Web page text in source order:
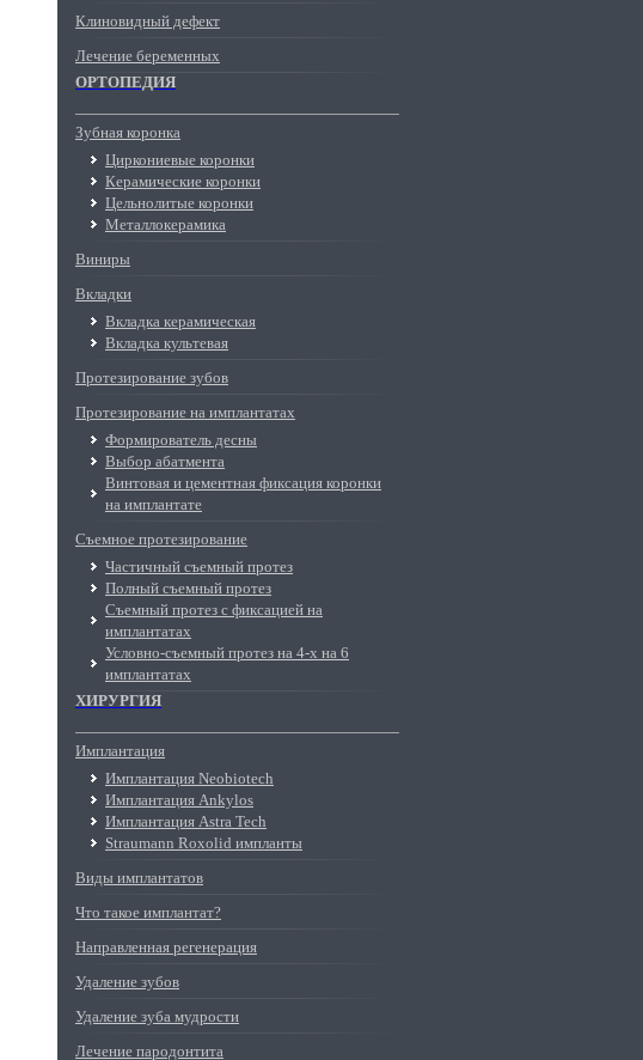
Клиновидный дефект
Лечение беременных
ОРТОПЕДИЯ
Зубная коронка
Циркониевые коронки
Керамические коронки
Цельнолитые коронки
Металлокерамика
Виниры
Вкладки
Вкладка керамическая
Вкладка культевая
Протезирование зубов
Протезирование на имплантатах
Формирователь десны
Выбор абатмента
Винтовая и цементная фиксация коронки
на имплантате
Съемное протезирование
Частичный съемный протез
Полный съемный протез
Съемный протез с фиксацией на
имплантатах
Условно-съемный протез на 4-х на 6
имплантатах
ХИРУРГИЯ
Имплантация
Имплантация Neobiotech
Имплантация Ankylos
Имплантация Astra Tech
Straumann Roxolid импланты
Виды имплантатов
Что такое имплантат?
Направленная регенерация
Удаление зубов
Удаление зуба мудрости
Лечение пародонтита